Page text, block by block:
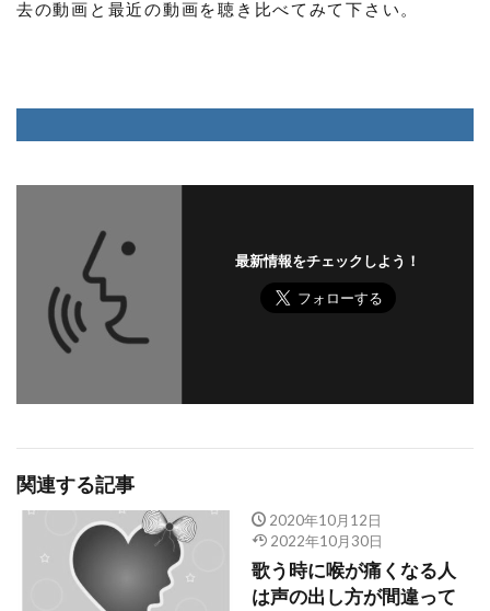
去の動画と最近の動画を聴き比べてみて下さい。
最新情報をチェックしよう！
関連する記事
2020年10月12日
2022年10月30日
歌う時に喉が痛くなる人
は声の出し方が間違って